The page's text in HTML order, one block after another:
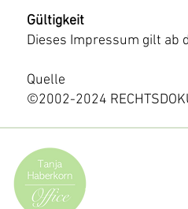
Gültigkeit
Dieses Impressum gilt ab
Quelle
©2002-2024